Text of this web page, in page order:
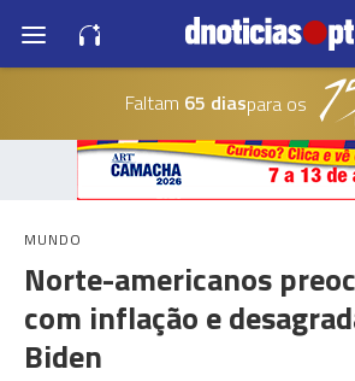
Faltam 65 diaspara os
MUNDO
Norte-americanos
com inflação e
Biden